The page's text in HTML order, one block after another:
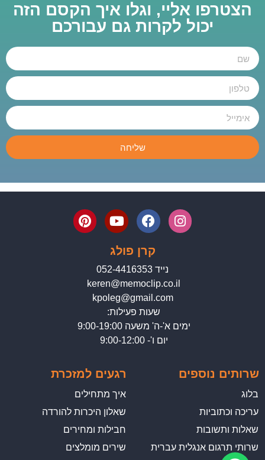
הצטרפו אליי, וגלו איך הקסם הזה
יכול לקרות גם עבורכם
שליחה
רגעים למזכרת
איך מתחילים
שאלון היכרות להורדה
חבילות ומחירים
שירים מומלצים
שרותים נוספים
בלוג
עריכה וכתוביות
שאלות ותשובות
שרותי תרגום אנגלית עברית
קרן פולג
נייד 052-4416353
keren@memoclip.co.il
kpoleg@gmail.com
שעות פעילות:
ימים א'-ה' משעה 9:00-19:00
יום ו'- 9:00-12:00